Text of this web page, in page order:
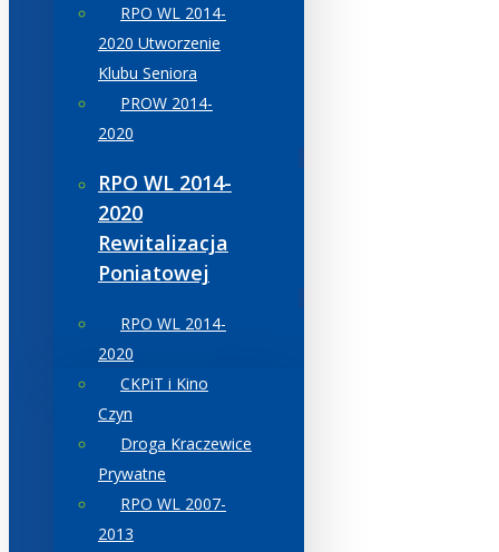
RPO WL 2014-
2020 Utworzenie
Klubu Seniora
PROW 2014-
2020
RPO WL 2014-
2020
Rewitalizacja
Poniatowej
RPO WL 2014-
2020
CKPiT i Kino
Czyn
Droga Kraczewice
Prywatne
RPO WL 2007-
2013